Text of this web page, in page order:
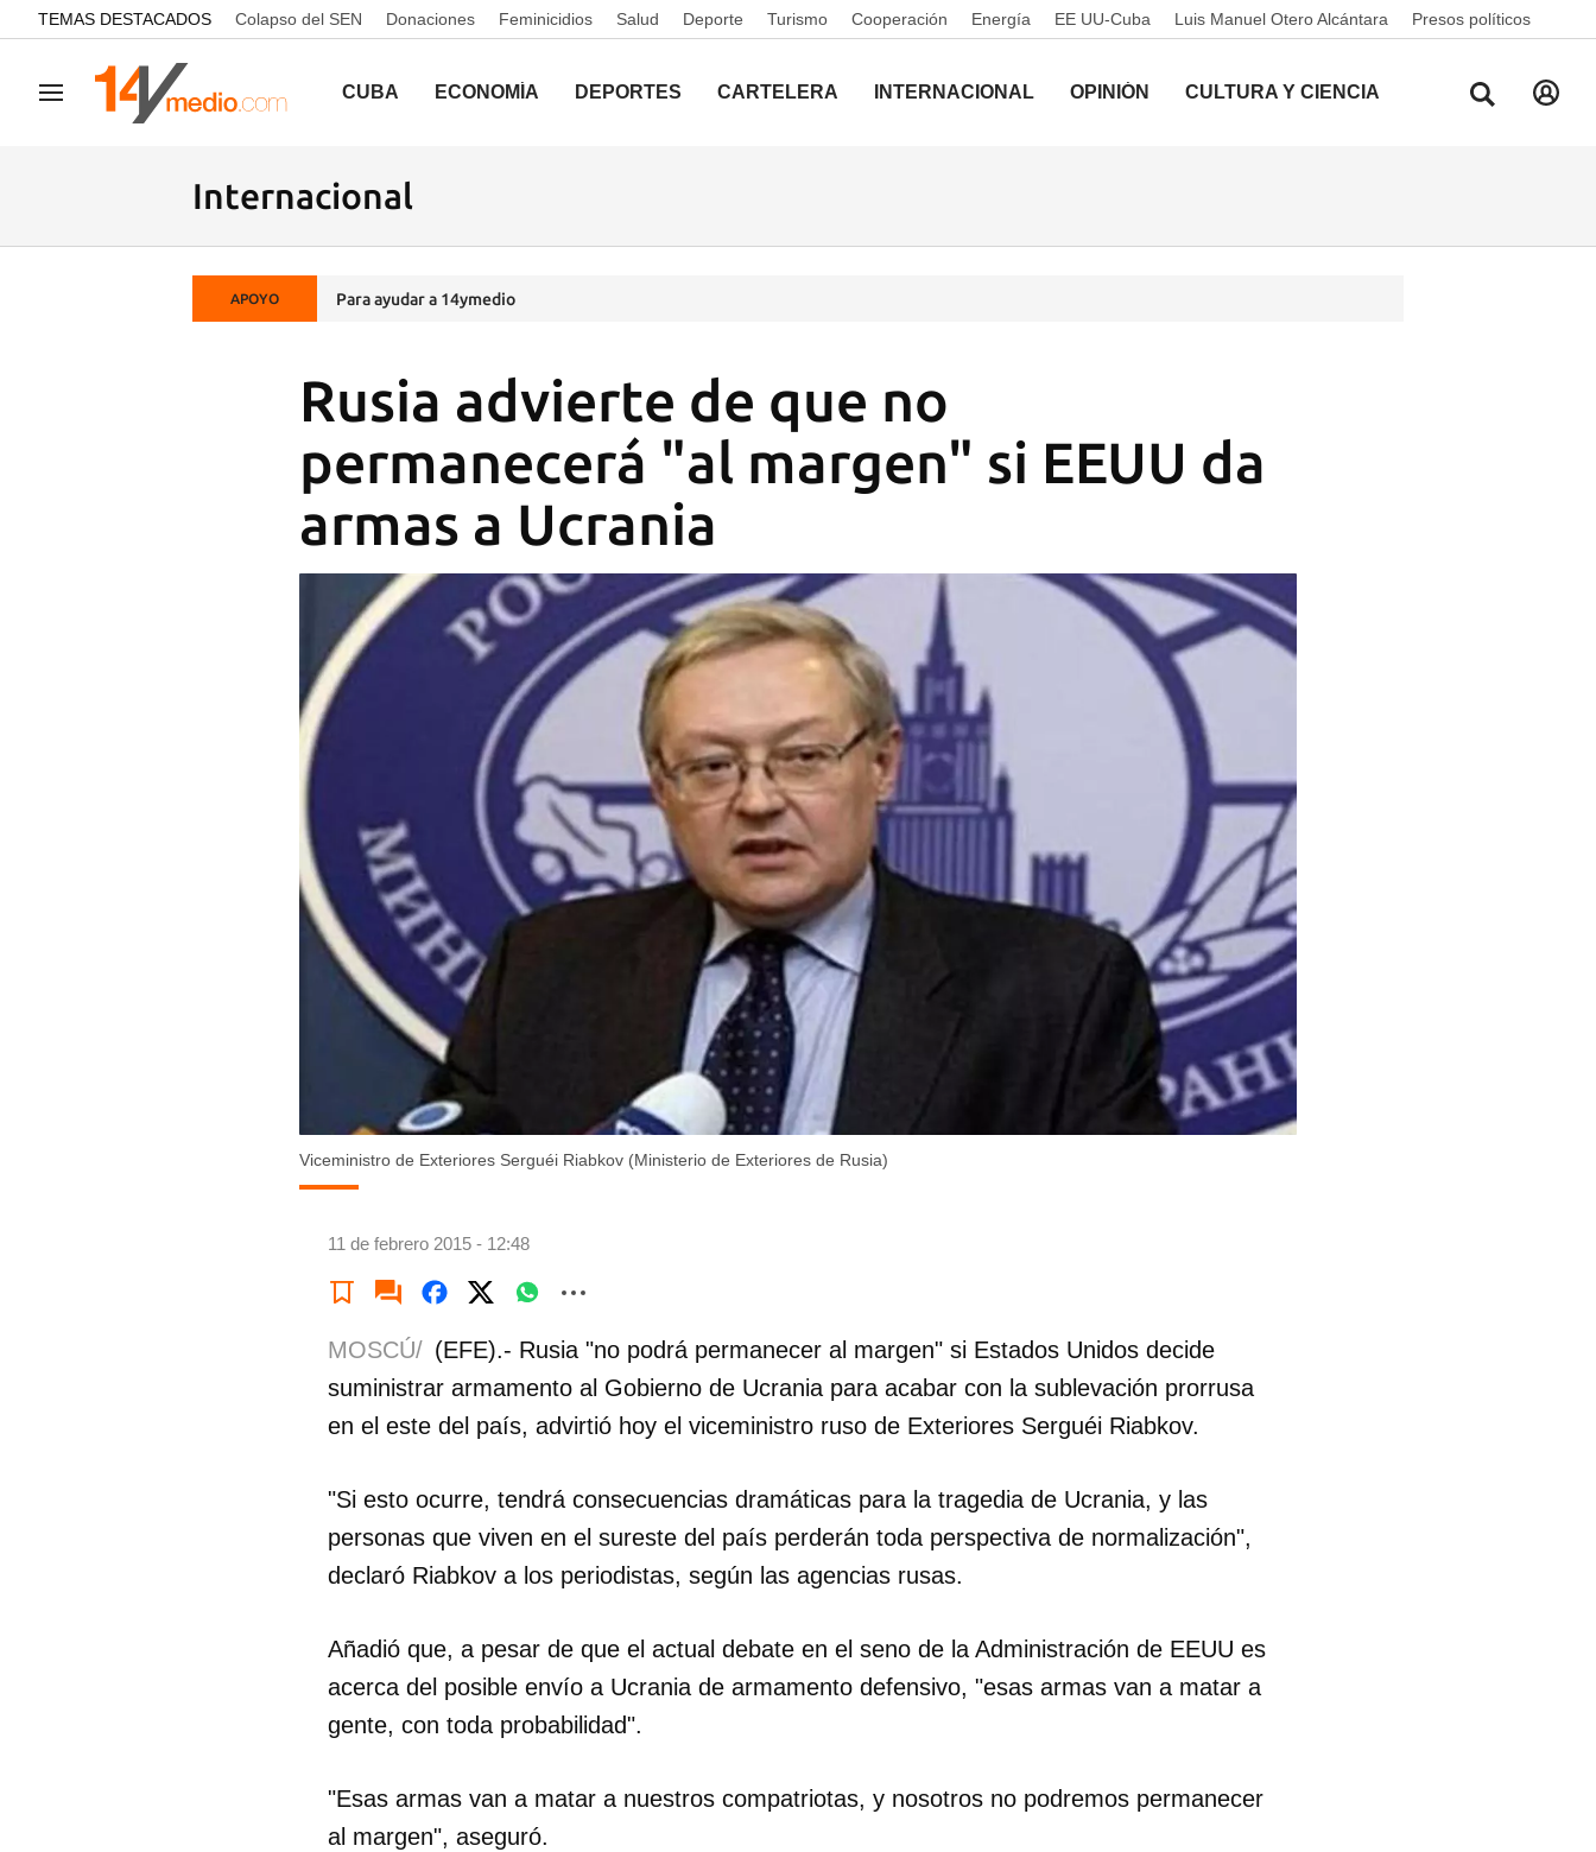
common.go-to-content
TEMAS DESTACADOS Colapso del SEN Donaciones Feminicidios Salud Deporte Turismo Cooperación Energía EE UU-Cuba Luis Manuel Otero Alcántara Presos políticos
Navegación CUBA ECONOMÍA DEPORTES CARTELERA INTERNACIONAL OPINIÓN CULTURA Y CIENCIA
Internacional
APOYO Para ayudar a 14ymedio
Rusia advierte de que no
permanecerá "al margen" si EEUU da
armas a Ucrania
Viceministro de Exteriores Serguéi Riabkov (Ministerio de Exteriores de Rusia)
11 de febrero 2015 - 12:48
MOSCÚ/ (EFE).- Rusia "no podrá permanecer al margen" si Estados Unidos decide
suministrar armamento al Gobierno de Ucrania para acabar con la sublevación prorrusa
en el este del país, advirtió hoy el viceministro ruso de Exteriores Serguéi Riabkov.
"Si esto ocurre, tendrá consecuencias dramáticas para la tragedia de Ucrania, y las
personas que viven en el sureste del país perderán toda perspectiva de normalización",
declaró Riabkov a los periodistas, según las agencias rusas.
Añadió que, a pesar de que el actual debate en el seno de la Administración de EEUU es
acerca del posible envío a Ucrania de armamento defensivo, "esas armas van a matar a
gente, con toda probabilidad".
"Esas armas van a matar a nuestros compatriotas, y nosotros no podremos permanecer
al margen", aseguró.